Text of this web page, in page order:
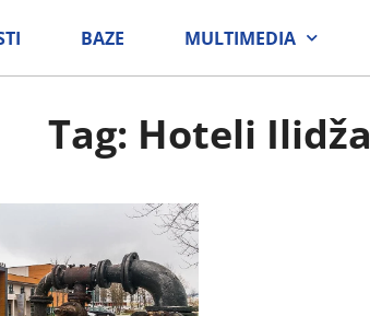
BAZE MULTIMEDIA
Tag: Hoteli Ilidža